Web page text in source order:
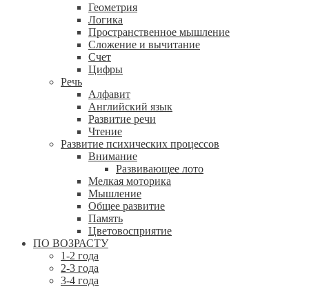
Геометрия
Логика
Пространственное мышление
Сложение и вычитание
Счет
Цифры
Речь
Алфавит
Английский язык
Развитие речи
Чтение
Развитие психических процессов
Внимание
Развивающее лото
Мелкая моторика
Мышление
Общее развитие
Память
Цветовосприятие
ПО ВОЗРАСТУ
1-2 года
2-3 года
3-4 года